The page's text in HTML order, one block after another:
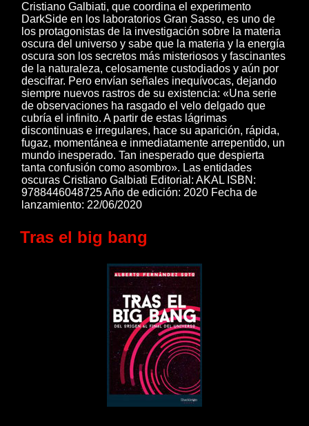
Cristiano Galbiati, que coordina el experimento
DarkSide en los laboratorios Gran Sasso, es uno de
los protagonistas de la investigación sobre la materia
oscura del universo y sabe que la materia y la energía
oscura son los secretos más misteriosos y fascinantes
de la naturaleza, celosamente custodiados y aún por
descifrar. Pero envían señales inequívocas, dejando
siempre nuevos rastros de su existencia: «Una serie
de observaciones ha rasgado el velo delgado que
cubría el infinito. A partir de estas lágrimas
discontinuas e irregulares, hace su aparición, rápida,
fugaz, momentánea e inmediatamente arrepentido, un
mundo inesperado. Tan inesperado que despierta
tanta confusión como asombro». Las entidades
oscuras Cristiano Galbiati Editorial: AKAL ISBN:
9788446048725 Año de edición: 2020 Fecha de
lanzamiento: 22/06/2020
Tras el big bang